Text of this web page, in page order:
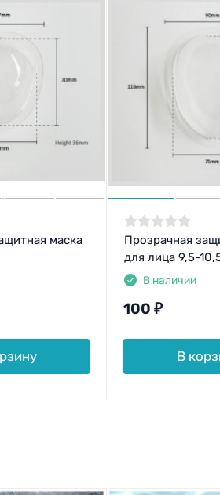
маска
Прозрачная
для лица 9,5-
В наличии
100 ₽
В